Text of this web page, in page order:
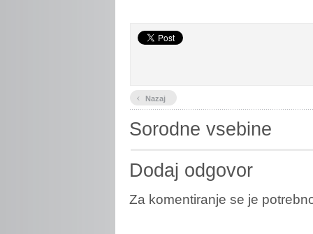
‹ Nazaj
Sorodne vsebine
Dodaj odgovor
Za komentiranje se je